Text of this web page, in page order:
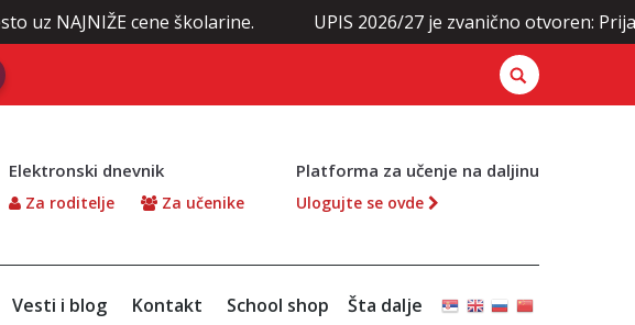
cene školarine. UPIS 2026/27 je zvanično otvoren: Prijavite se
Elektronski dnevnik
Za roditelje Za učenike
Platforma za učenje na daljinu
Ulogujte se ovde
Vesti i blog Kontakt School shop Šta dalje